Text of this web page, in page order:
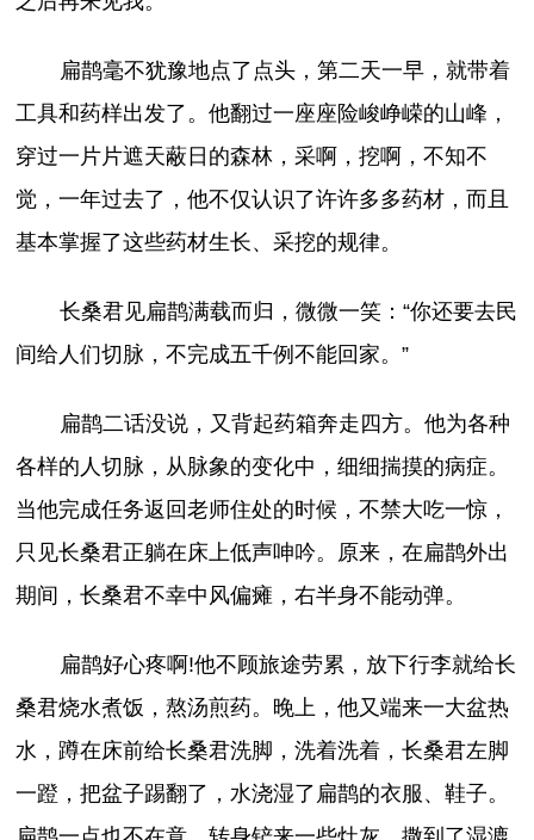
扁鹊毫不犹豫地点了点头，第二天一早，就带着
工具和药样出发了。他翻过一座座险峻峥嵘的山峰，
穿过一片片遮天蔽日的森林，采啊，挖啊，不知不
觉，一年过去了，他不仅认识了许许多多药材，而且
基本掌握了这些药材生长、采挖的规律。
长桑君见扁鹊满载而归，微微一笑：“你还要去民
间给人们切脉，不完成五千例不能回家。”
扁鹊二话没说，又背起药箱奔走四方。他为各种
各样的人切脉，从脉象的变化中，细细揣摸的病症。
当他完成任务返回老师住处的时候，不禁大吃一惊，
只见长桑君正躺在床上低声呻吟。原来，在扁鹊外出
期间，长桑君不幸中风偏瘫，右半身不能动弹。
扁鹊好心疼啊!他不顾旅途劳累，放下行李就给长
桑君烧水煮饭，熬汤煎药。晚上，他又端来一大盆热
水，蹲在床前给长桑君洗脚，洗着洗着，长桑君左脚
一蹬，把盆子踢翻了，水浇湿了扁鹊的衣服、鞋子。